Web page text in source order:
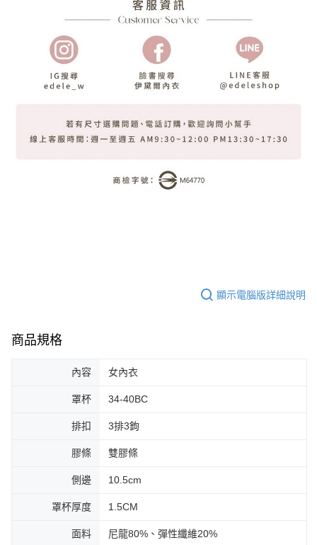
顯示電腦版詳細說明
商品規格
內容 女內衣
罩杯 34-40BC
排扣 3排3鉤
膠條 雙膠條
側邊 10.5cm
罩杯厚度 1.5CM
面料 尼龍80%、彈性纖維20%